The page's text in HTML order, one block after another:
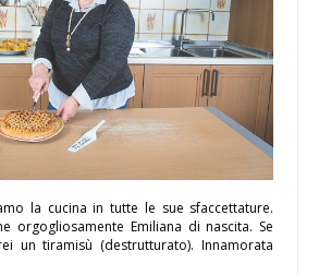
la cucina in tutte le sue sfaccettature.
orgogliosamente Emiliana di nascita. Se
un tiramisù (destrutturato). Innamorata